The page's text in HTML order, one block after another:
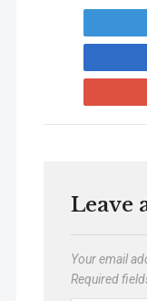
Leave
Your email
Required